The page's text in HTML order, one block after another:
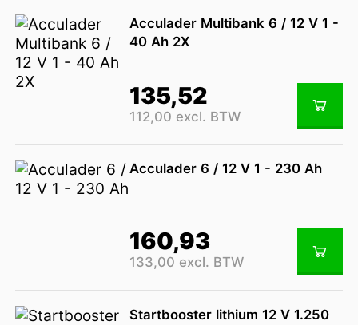
Acculader Multibank 6 / 12 V 1 -
40 Ah 2X
135,52
112,00 excl. BTW
Acculader 6 / 12 V 1 - 230 Ah
160,93
133,00 excl. BTW
Startbooster lithium 12 V 1.250